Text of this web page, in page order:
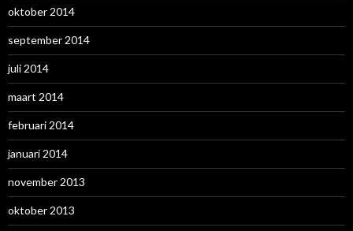
oktober 2014
september 2014
juli 2014
maart 2014
februari 2014
januari 2014
november 2013
oktober 2013